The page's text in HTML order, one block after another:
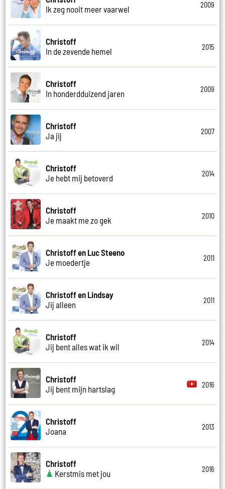
Ik zeg nooit meer vaarwel
2009
Christoff
In de zevende hemel
2015
Christoff
In honderdduizend jaren
2009
Christoff
Ja jij
2007
Christoff
Je hebt mij betoverd
2014
Christoff
Je maakt me zo gek
2010
Christoff en Luc Steeno
Je moedertje
2011
Christoff en Lindsay
Jij alleen
2011
Christoff
Jij bent alles wat ik wil
2014
Christoff
Jij bent mijn hartslag
2016
Christoff
Joana
2013
Christoff
Kerstmis met jou
2016